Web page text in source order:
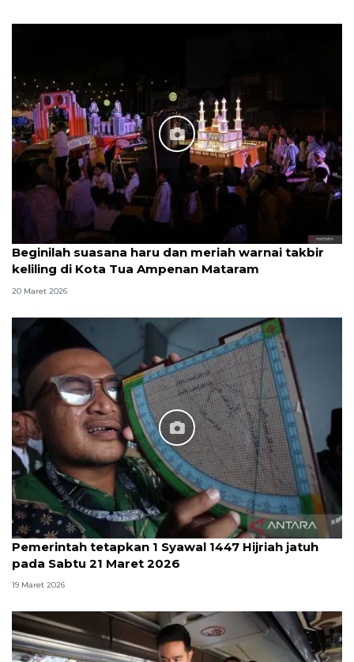
Beginilah suasana haru dan meriah warnai takbir
keliling di Kota Tua Ampenan Mataram
20 Maret 2026
Pemerintah tetapkan 1 Syawal 1447 Hijriah jatuh
pada Sabtu 21 Maret 2026
19 Maret 2026